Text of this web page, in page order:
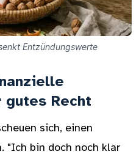
Entzündungswerte
gutes Recht
sich, einen
"Ich bin doch noch klar